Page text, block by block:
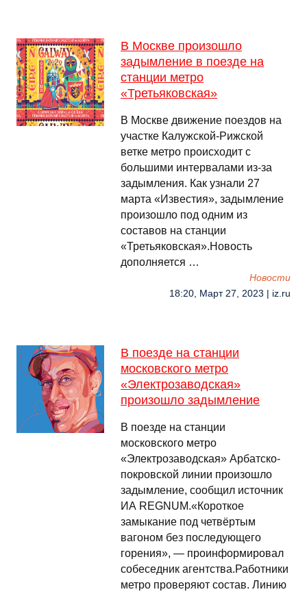
В Москве произошло
задымление в поезде на
станции метро
«Третьяковская»
В Москве движение поездов на
участке Калужской-Рижской
ветке метро происходит с
большими интервалами из-за
задымления. Как узнали 27
марта «Известия», задымление
произошло под одним из
составов на станции
«Третьяковская».Новость
дополняется …
Новости
18:20, Март 27, 2023 | iz.ru
В поезде на станции
московского метро
«Электрозаводская»
произошло задымление
В поезде на станции
московского метро
«Электрозаводская» Арбатско-
покровской линии произошло
задымление, сообщил источник
ИА REGNUM.«Короткое
замыкание под четвёртым
вагоном без последующего
горения», — проинформировал
собеседник агентства.Работники
метро проверяют состав. Линию